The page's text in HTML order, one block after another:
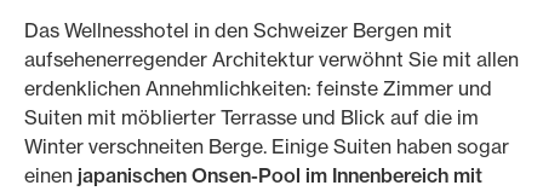
Das Wellnesshotel in den Schweizer Bergen mit
aufsehenerregender Architektur verwöhnt Sie mit allen
erdenklichen Annehmlichkeiten: feinste Zimmer und
Suiten mit möblierter Terrasse und Blick auf die im
Winter verschneiten Berge. Einige Suiten haben sogar
einen japanischen Onsen-Pool im Innenbereich mit